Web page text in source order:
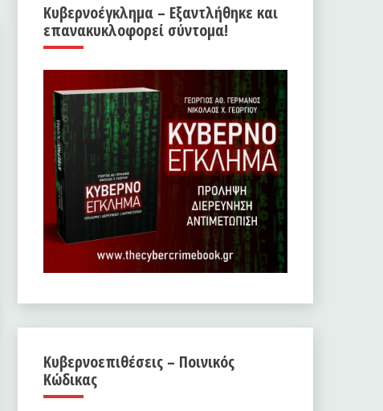
Κυβερνοέγκλημα – Εξαντλήθηκε και
επανακυκλοφορεί σύντομα!
Κυβερνοεπιθέσεις – Ποινικός
Κώδικας